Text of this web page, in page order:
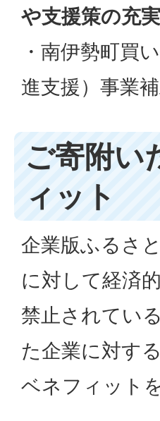
や支援策の充
・南伊勢町買
進支援）事業
ご寄附い
ィット
企業版ふるさ
に対して経済
禁止されてい
た企業に対す
ベネフィット